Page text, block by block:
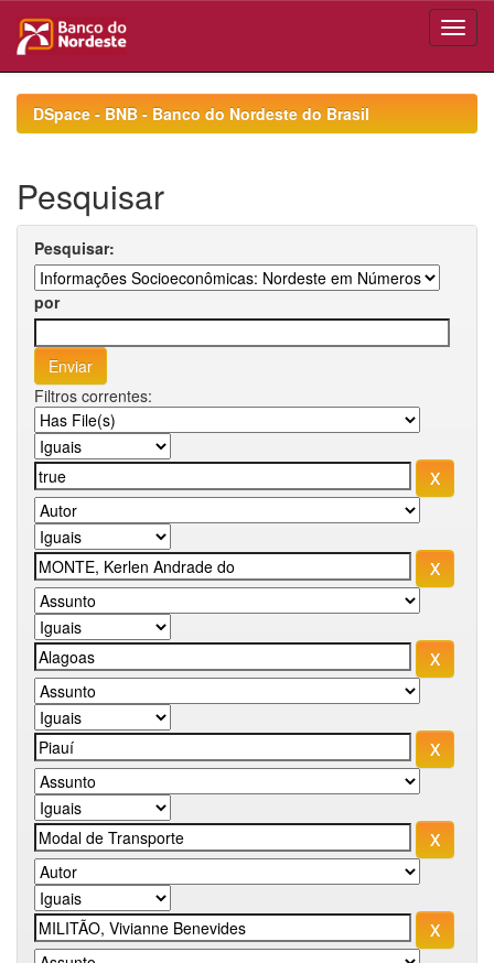
navigationDSpace - BNB - Banco do Nordeste do Brasil
Pesquisar
Pesquisar:
por
Filtros correntes: